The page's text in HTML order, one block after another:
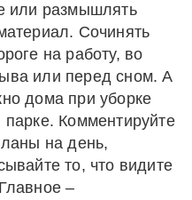
или размышлять
Сочинять
на работу, во
или перед сном. А
дома при уборке
Комментируйте
на день,
то, что видите
–